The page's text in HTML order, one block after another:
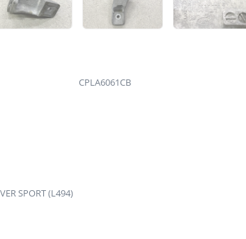
CPLA6061CB
SPORT (L494)